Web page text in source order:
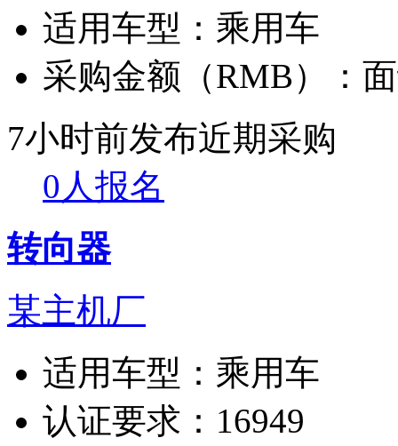
适用车型： 乘用车
采购金额（RMB）：
7小时前发布近期采购
0人报名
转向器
某主机厂
适用车型： 乘用车
认证要求： 16949